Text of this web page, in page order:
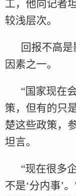
工，他向记者
较浅层次。
回报不高
因素之一。
“国家现在
策，但有的只
楚这些政策，
坦言。
“现在很多
不是‘分内事’